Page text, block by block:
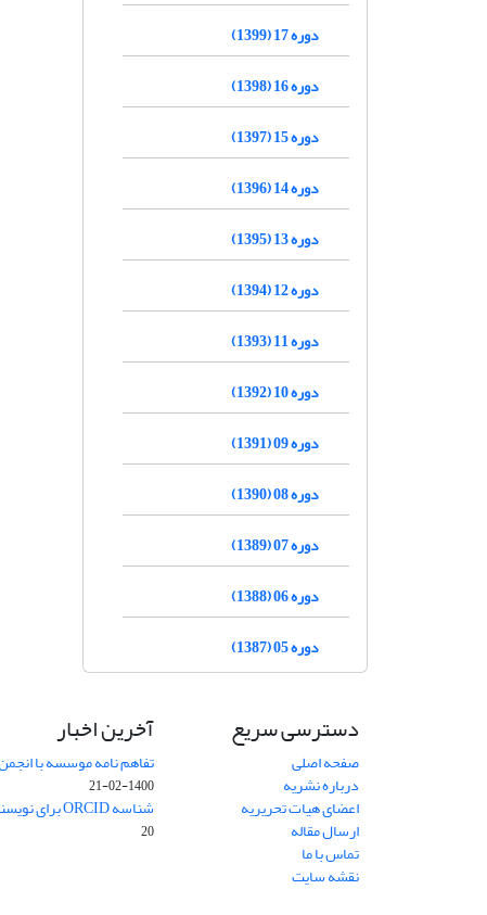
دوره 17 (1399)
دوره 16 (1398)
دوره 15 (1397)
دوره 14 (1396)
دوره 13 (1395)
دوره 12 (1394)
دوره 11 (1393)
دوره 10 (1392)
دوره 09 (1391)
دوره 08 (1390)
دوره 07 (1389)
دوره 06 (1388)
دوره 05 (1387)
دسترسی سریع
صفحه اصلی
درباره نشریه
اعضای هیات تحریریه
ارسال مقاله
تماس با ما
نقشه سایت
آخرین اخبار
تفاهم نامه موسسه با
1400-02-21
شناسه ORCID برای نویسنده مسئول
20